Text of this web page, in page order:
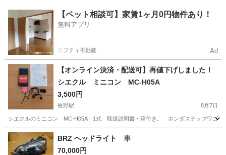
長野市 メンテナンス用品 充電器
【ペット相談可】家賃1ヶ月0円物件あり！
無料アプリ
ニフティ不動産 Ad
【オンライン決済・配送可】再値下げしました！
シエクル ミニコン MC-H05A
3,500円
長野駅 8月7日
シエクルのミニコン MC-H05A 1式 取扱説明書・箱付き。 ホンダステップワゴ
長野 長野市 その他 シエクル
BRZ ヘッドライト 車
70,000円